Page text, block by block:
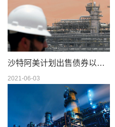
沙特阿美计划出售债券以筹集 750 亿美元的股息
2021-06-03